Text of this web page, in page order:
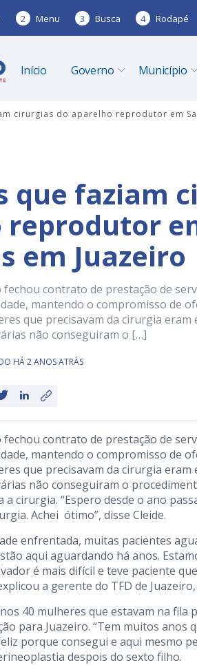
2 Menu 3 Busca 4 Rodapé
Início Governo Município
cirurgias do aparelho reprodutor em
que faziam
em Juazeiro
contrato de prestação de
mantendo o compromisso de
que precisavam da cirurgia
não conseguiram o […]
HÁ 2 ANOS ATRÁS
contrato de prestação de
mantendo o compromisso de
que precisavam da cirurgia
não conseguiram o
a cirurgia. “Espero desde o ano
Achei ótimo”, disse Cleide.
enfrentada, muitas pacientes
aqui aguardando há anos.
é mais difícil e teve paciente
a gerente do TFD de
40 mulheres que estavam na fila
para Juazeiro. “Tem muitos anos
porque consegui e aqui mesmo
despois do sexto filho.